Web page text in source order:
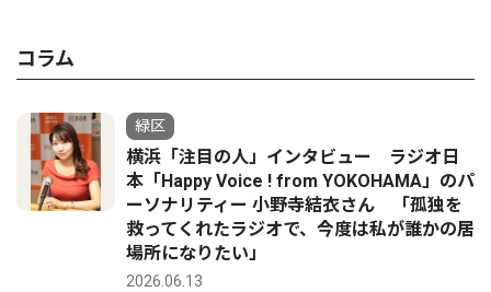
コラム
緑区
横浜「注目の人」インタビュー ラジオ日
本「Happy Voice ! from YOKOHAMA」のパ
ーソナリティー 小野寺結衣さん 「孤独を
救ってくれたラジオで、今度は私が誰かの居
場所になりたい」
2026.06.13